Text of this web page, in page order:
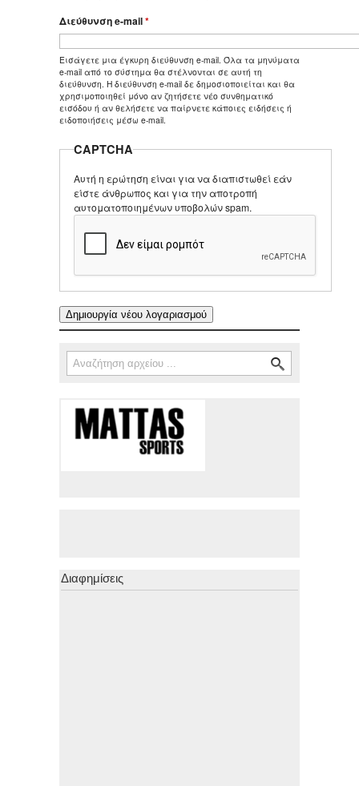
Διεύθυνση e-mail*
Εισάγετε μια έγκυρη διεύθυνση e-mail. Όλα τα μηνύματα
e-mail από το σύστημα θα στέλνονται σε αυτή τη
διεύθυνση. Η διεύθυνση e-mail δε δημοσιοποιείται και θα
χρησιμοποιηθεί μόνο αν ζητήσετε νέο συνθηματικό
εισόδου ή αν θελήσετε να παίρνετε κάποιες ειδήσεις ή
ειδοποιήσεις μέσω e-mail.
CAPTCHA
Αυτή η ερώτηση είναι για να διαπιστωθεί εάν
είστε άνθρωπος και για την αποτροπή
αυτοματοποιημένων υποβολών spam.
Φόρμα αναζήτησης
Αναζήτηση
Διαφημίσεις